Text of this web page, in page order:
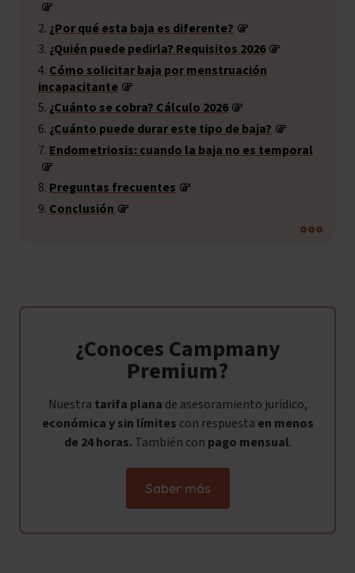
¿Por qué esta baja es diferente?
¿Quién puede pedirla? Requisitos 2026
Cómo solicitar baja por menstruación
incapacitante
¿Cuánto se cobra? Cálculo 2026
¿Cuánto puede durar este tipo de baja?
Endometriosis: cuando la baja no es temporal
Preguntas frecuentes
Conclusión
¿Conoces Campmany
Premium?
Nuestra tarifa plana de asesoramiento jurídico,
económica y sin límites con respuesta en menos
de 24 horas. También con pago mensual.
Saber más